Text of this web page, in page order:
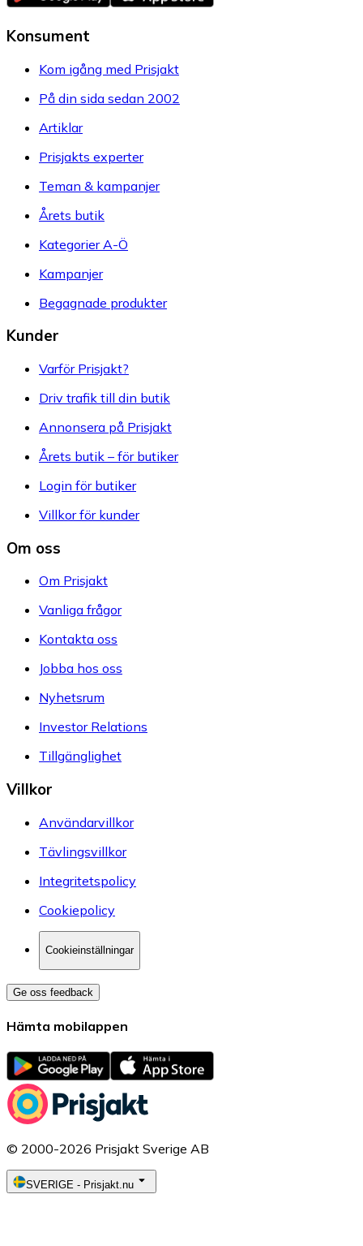
Konsument
Kom igång med Prisjakt
På din sida sedan 2002
Artiklar
Prisjakts experter
Teman & kampanjer
Årets butik
Kategorier A-Ö
Kampanjer
Begagnade produkter
Kunder
Varför Prisjakt?
Driv trafik till din butik
Annonsera på Prisjakt
Årets butik – för butiker
Login för butiker
Villkor för kunder
Om oss
Om Prisjakt
Vanliga frågor
Kontakta oss
Jobba hos oss
Nyhetsrum
Investor Relations
Tillgänglighet
Villkor
Användarvillkor
Tävlingsvillkor
Integritetspolicy
Cookiepolicy
Cookieinställningar
Ge oss feedback
Hämta mobilappen
© 2000-2026 Prisjakt Sverige AB
SVERIGE - Prisjakt.nu